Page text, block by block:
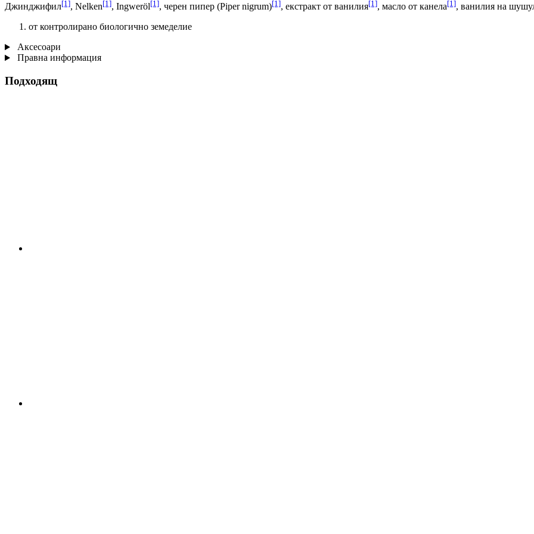
Джинджифил[1], Nelken[1], Ingweröl[1], черен пипер (Piper nigrum)[1], екстракт от ванилия[1], масло от канела[1], ванилия на
от контролирано биологично земеделие
Аксесоари
Правна информация
Подходящ